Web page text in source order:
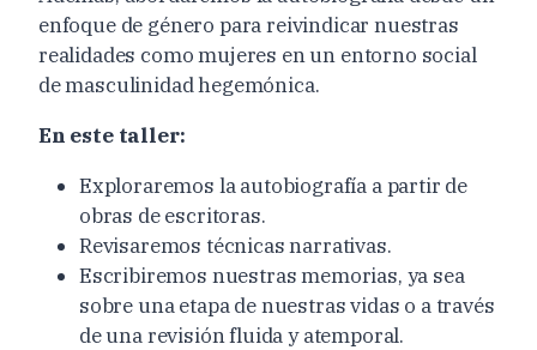
enfoque de género para reivindicar nuestras
realidades como mujeres en un entorno social
de masculinidad hegemónica.
En este taller:
Exploraremos la autobiografía a partir de
obras de escritoras.
Revisaremos técnicas narrativas.
Escribiremos nuestras memorias, ya sea
sobre una etapa de nuestras vidas o a través
de una revisión fluida y atemporal.